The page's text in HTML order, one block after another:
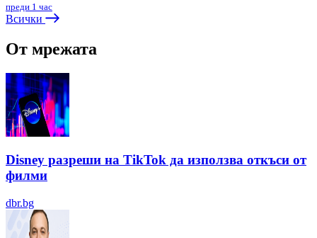
преди 1 час
Всички
От мрежата
Disney разреши на TikTok да използва откъси от
филми
dbr.bg